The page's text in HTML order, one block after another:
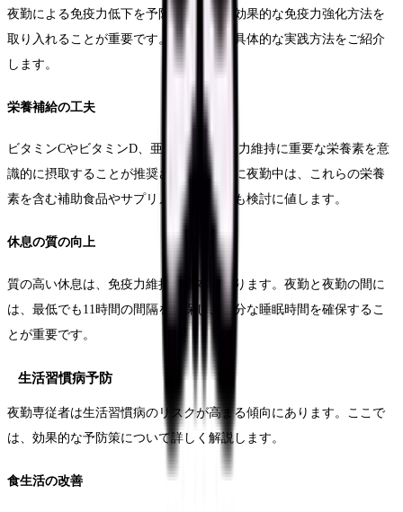
夜勤による免疫力低下を予防するため、効果的な免疫力強化方法を
取り入れることが重要です。ここでは、具体的な実践方法をご紹介
します。
栄養補給の工夫
ビタミンCやビタミンD、亜鉛などの免疫力維持に重要な栄養素を意
識的に摂取することが推奨されます。特に夜勤中は、これらの栄養
素を含む補助食品やサプリメントの活用も検討に値します。
休息の質の向上
質の高い休息は、免疫力維持の基本となります。夜勤と夜勤の間に
は、最低でも11時間の間隔を確保し、十分な睡眠時間を確保するこ
とが重要です。
生活習慣病予防
夜勤専従者は生活習慣病のリスクが高まる傾向にあります。ここで
は、効果的な予防策について詳しく解説します。
食生活の改善